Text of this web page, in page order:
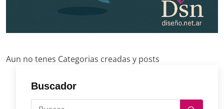
Buscador
Aun no tenes Categorias creadas y posts